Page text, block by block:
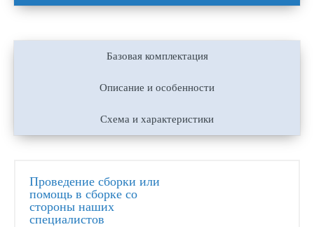
Базовая комплектация
Описание и особенности
Схема и характеристики
Проведение сборки или
помощь в сборке со
стороны наших
специалистов